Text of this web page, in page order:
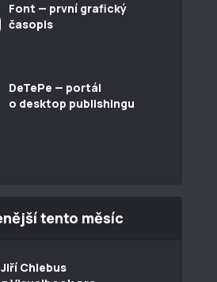
Font — první grafický
časopis
DeTePe — portál
o desktop publishingu
tento měsíc
Jiří Chlebus